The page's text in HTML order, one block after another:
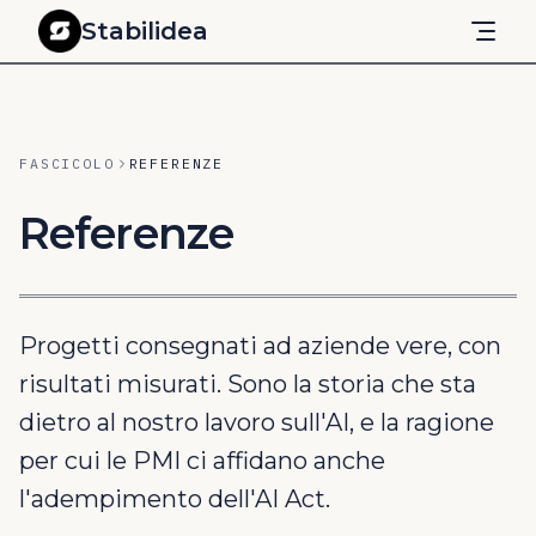
Stabilidea
l'adempimento in uno
Corso, registro, policy e aggiornamenti in un unico
Sei un libero professionista?
Piano Freelance: un utente, prezzo fisso, tutto incluso.
Scadenza 2 agosto 2026
Cosa cambia quando sanzioni e controlli diventano
operativi.
Obbligo di formazione (Art. 4)
rischia.
FASCICOLO REFERENZE
Referenze
Progetti consegnati ad aziende vere, con
risultati misurati. Sono la storia che sta
dietro al nostro lavoro sull'AI, e la ragione
per cui le PMI ci affidano anche
l'adempimento dell'AI Act.